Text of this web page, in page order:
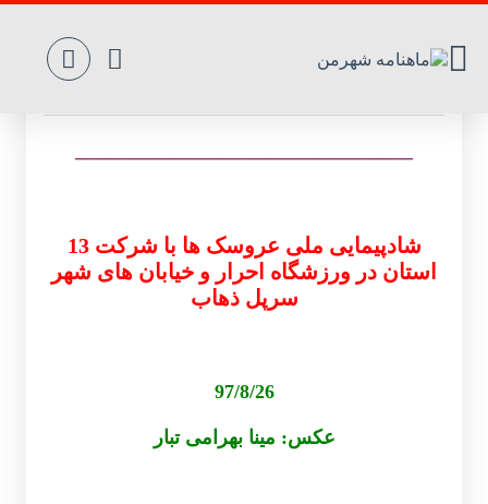
شادپیمایی ملی عروسک ها با شرکت 13
استان در ورزشگاه احرار و خیابان های شهر
سرپل ذهاب
97/8/26
عکس: مینا بهرامی تبار